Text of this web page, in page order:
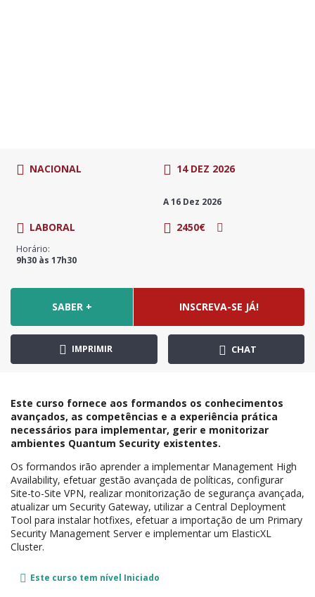
NACIONAL 14 DEZ 2026
A 16 Dez 2026
LABORAL
Horário:
9h30 às 17h30
2450€
SABER + INSCREVA-SE JÁ!
IMPRIMIR CHAT
Este curso fornece aos formandos os conhecimentos
avançados, as competências e a experiência prática
necessários para implementar, gerir e monitorizar
ambientes Quantum Security existentes.
Os formandos irão aprender a implementar Management High
Availability, efetuar gestão avançada de políticas, configurar
Site-to-Site VPN, realizar monitorização de segurança avançada,
atualizar um Security Gateway, utilizar a Central Deployment
Tool para instalar hotfixes, efetuar a importação de um Primary
Security Management Server e implementar um ElasticXL
Cluster.
Este curso tem nível Iniciado